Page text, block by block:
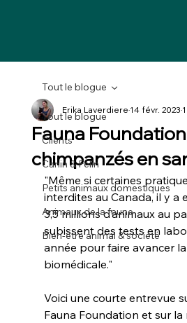
Tout le blogue
Clients
Canin & Félin
Petits animaux domestiques
Animaux de la faune
Bien-être animal & société
Tout le blogue
Fauna
chimpanzés en
Erika Laverdiere14 févr. 2023
"Même si certaines
interdites au Canada, il y a
3,5 millions d’animaux au
subissent des tests en
année pour faire avancer
biomédicale."
Voici une courte entrevue
Fauna Foundation et sur la